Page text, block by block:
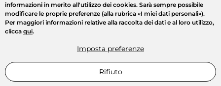
informazioni in merito all'utilizzo dei cookies. Sarà sempre possibile
modificare le proprie preferenze (alla rubrica «I miei dati personali»).
Per maggiori informazioni relative alla raccolta dei dati e al loro utilizzo,
clicca qui.
Imposta preferenze
Rifiuto